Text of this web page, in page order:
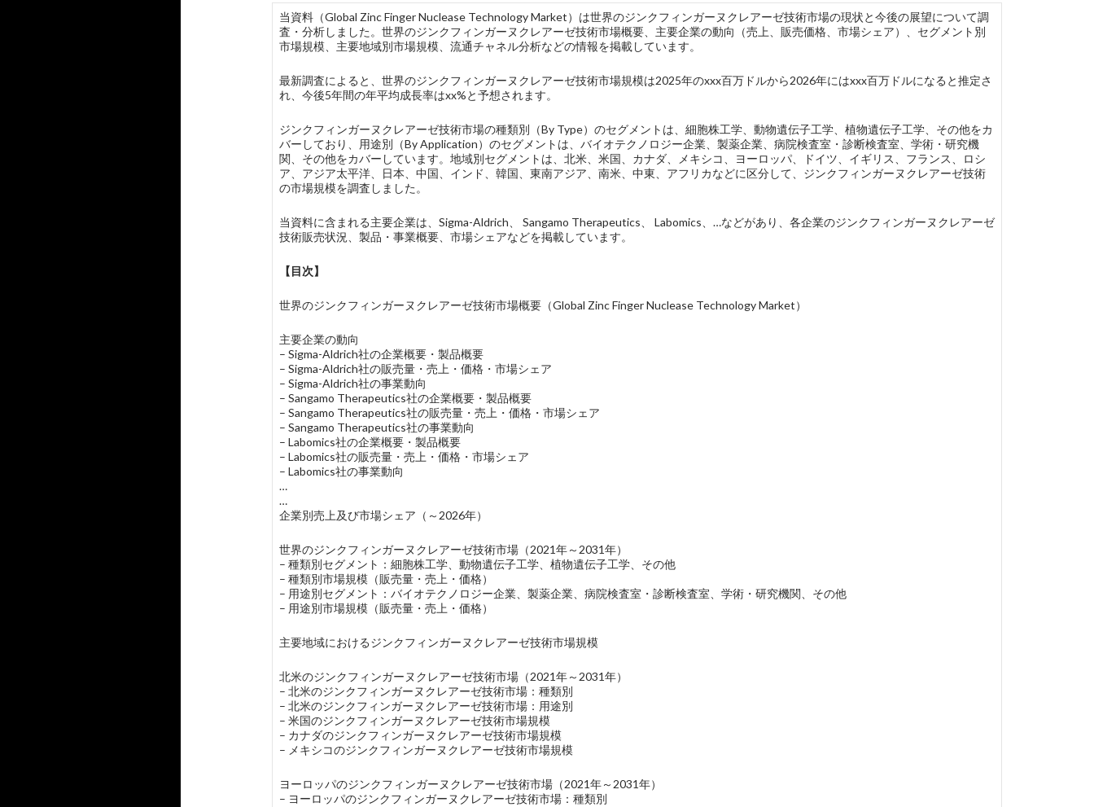
当資料（Global Zinc Finger Nuclease Technology Market）は世界のジンクフィンガーヌクレアーゼ技術市場の現状と今後の展望について調
査・分析しました。世界のジンクフィンガーヌクレアーゼ技術市場概要、主要企業の動向（売上、販売価格、市場シェア）、セグメント別
市場規模、主要地域別市場規模、流通チャネル分析などの情報を掲載しています。
最新調査によると、世界のジンクフィンガーヌクレアーゼ技術市場規模は2025年のxxx百万ドルから2026年にはxxx百万ドルになると推定さ
れ、今後5年間の年平均成長率はxx%と予想されます。
ジンクフィンガーヌクレアーゼ技術市場の種類別（By Type）のセグメントは、細胞株工学、動物遺伝子工学、植物遺伝子工学、その他をカ
バーしており、用途別（By Application）のセグメントは、バイオテクノロジー企業、製薬企業、病院検査室・診断検査室、学術・研究機
関、その他をカバーしています。地域別セグメントは、北米、米国、カナダ、メキシコ、ヨーロッパ、ドイツ、イギリス、フランス、ロシ
ア、アジア太平洋、日本、中国、インド、韓国、東南アジア、南米、中東、アフリカなどに区分して、ジンクフィンガーヌクレアーゼ技術
の市場規模を調査しました。
当資料に含まれる主要企業は、Sigma-Aldrich、 Sangamo Therapeutics、 Labomics、…などがあり、各企業のジンクフィンガーヌクレアーゼ
技術販売状況、製品・事業概要、市場シェアなどを掲載しています。
【目次】
世界のジンクフィンガーヌクレアーゼ技術市場概要（Global Zinc Finger Nuclease Technology Market）
主要企業の動向
– Sigma-Aldrich社の企業概要・製品概要
– Sigma-Aldrich社の販売量・売上・価格・市場シェア
– Sigma-Aldrich社の事業動向
– Sangamo Therapeutics社の企業概要・製品概要
– Sangamo Therapeutics社の販売量・売上・価格・市場シェア
– Sangamo Therapeutics社の事業動向
– Labomics社の企業概要・製品概要
– Labomics社の販売量・売上・価格・市場シェア
– Labomics社の事業動向
…
…
企業別売上及び市場シェア（～2026年）
世界のジンクフィンガーヌクレアーゼ技術市場（2021年～2031年）
– 種類別セグメント：細胞株工学、動物遺伝子工学、植物遺伝子工学、その他
– 種類別市場規模（販売量・売上・価格）
– 用途別セグメント：バイオテクノロジー企業、製薬企業、病院検査室・診断検査室、学術・研究機関、その他
– 用途別市場規模（販売量・売上・価格）
主要地域におけるジンクフィンガーヌクレアーゼ技術市場規模
北米のジンクフィンガーヌクレアーゼ技術市場（2021年～2031年）
– 北米のジンクフィンガーヌクレアーゼ技術市場：種類別
– 北米のジンクフィンガーヌクレアーゼ技術市場：用途別
– 米国のジンクフィンガーヌクレアーゼ技術市場規模
– カナダのジンクフィンガーヌクレアーゼ技術市場規模
– メキシコのジンクフィンガーヌクレアーゼ技術市場規模
ヨーロッパのジンクフィンガーヌクレアーゼ技術市場（2021年～2031年）
– ヨーロッパのジンクフィンガーヌクレアーゼ技術市場：種類別